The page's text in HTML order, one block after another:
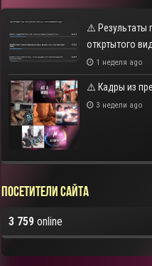
⚠️ Результаты
откртытого
1 неделя ago
⚠️ Кадры из
3 недели ago
Посетители сайта
3 759 online